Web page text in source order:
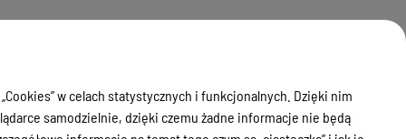
w celach statystycznych i funkcjonalnych. Dzięki nim
samodzielnie, dzięki czemu żadne informacje nie będą